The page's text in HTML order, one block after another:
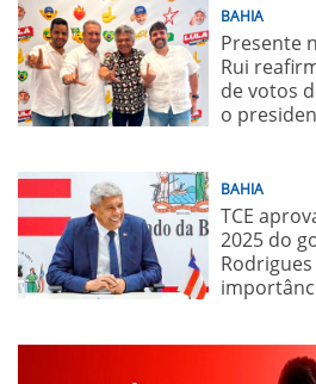
BAHIA
Presente
Rui
de votos
o
BAHIA
TCE
2025 do